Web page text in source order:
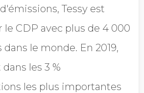
Tessy est
le CDP avec plus de 4 000
le monde. En 2019,
les 3 %
les plus importantes